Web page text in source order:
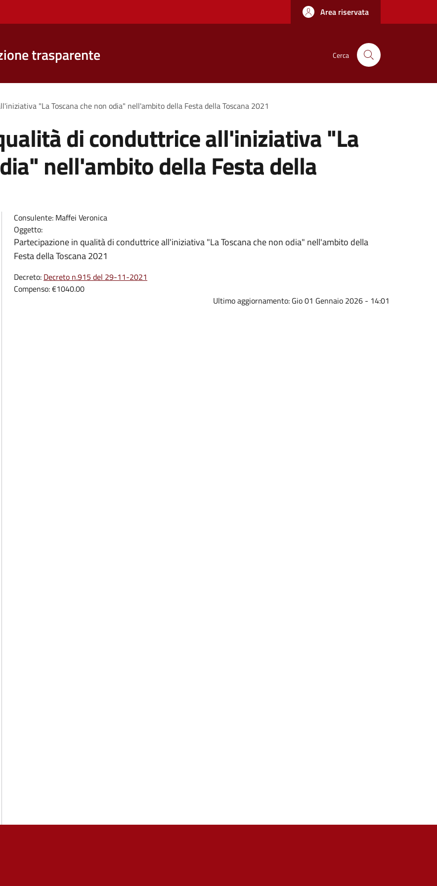
Area riservata
trasparente Cerca
"La Toscana che non odia" nell'ambito della Festa della Toscana 2021
di conduttrice all'iniziativa "La
nell'ambito della Festa della
Consulente: Maffei Veronica
Oggetto:
Partecipazione in qualità di conduttrice all'iniziativa "La Toscana che non odia" nell'ambito della
Festa della Toscana 2021
Decreto: Decreto n.915 del 29-11-2021
Compenso:€1040.00
Ultimo aggiornamento: Gio 01 Gennaio 2026 - 14:01